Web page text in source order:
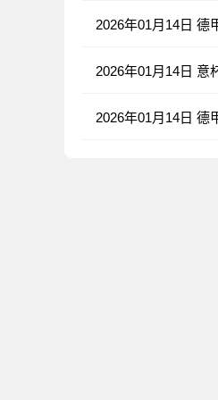
2026年01月14日 德
2026年01月14日 意
2026年01月14日 德